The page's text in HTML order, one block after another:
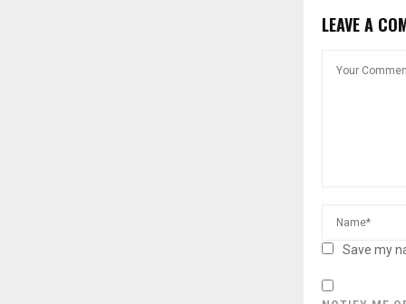
LEAVE A
Save my